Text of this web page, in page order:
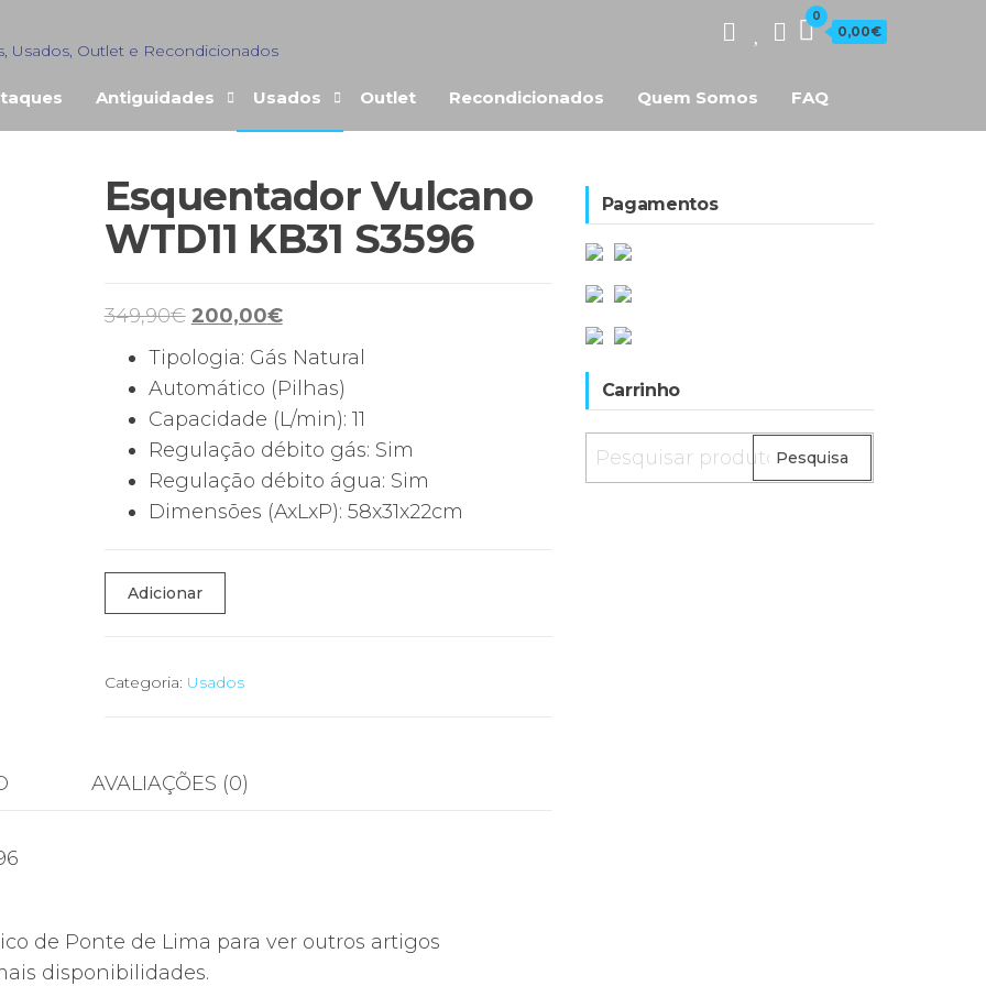
Usados, Outlet e Recondicionados
0
0,00€
Antiguidades Usados Outlet Recondicionados Quem Somos FAQ
Esquentador Vulcano
WTD11 KB31 S3596
349,90€ O
preço
original
era:
349,90€.
200,00€O
preço
atual
é:
200,00€.
Tipologia: Gás Natural
Automático (Pilhas)
Capacidade (L/min): 11
Regulação débito gás: Sim
Regulação débito água: Sim
Dimensões (AxLxP): 58x31x22cm
Quantidade
de
Vulcano
S3596
Adicionar
Categoria: Usados
AVALIAÇÕES (0)
de Ponte de Lima para ver outros artigos
disponibilidades.
Pagamentos
Carrinho
Pesquisar
por:
Pesquisa